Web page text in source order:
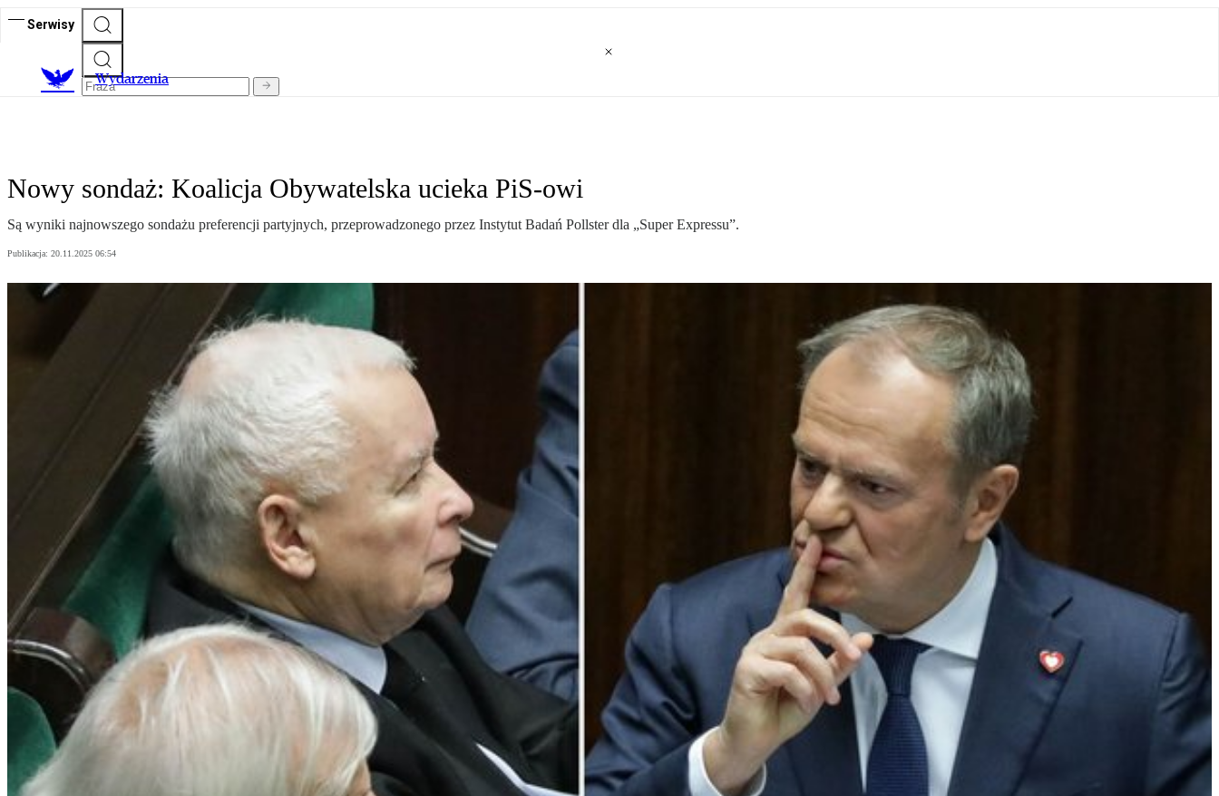
Serwisy
Wydarzenia
Nowy sondaż: Koalicja Obywatelska ucieka PiS-owi
Są wyniki najnowszego sondażu preferencji partyjnych, przeprowadzonego przez Instytut Badań Pollster dla „Super Expressu”.
Publikacja: 20.11.2025 06:54